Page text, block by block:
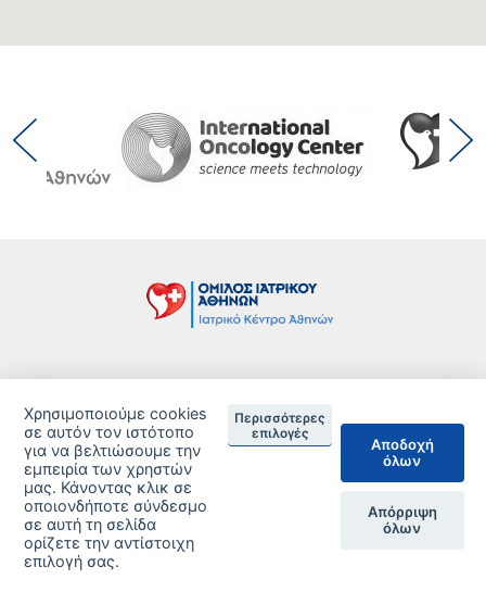
Δείτε τις Πιστοποιήσεις ανά Κλινική
© 2026 Copyright © Iatriko.gr | Powered by Aboutnet
Χρησιμοποιούμε cookies
σε αυτόν τον ιστότοπο
για να βελτιώσουμε την
εμπειρία των χρηστών
μας. Κάνοντας κλικ σε
οποιονδήποτε σύνδεσμο
σε αυτή τη σελίδα
ορίζετε την αντίστοιχη
επιλογή σας.
Περισσότερες
επιλογές
Αποδοχή
όλων
Απόρριψη
όλων